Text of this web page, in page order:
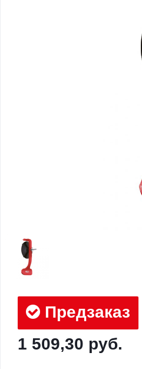
Предзаказ
1 509,30 руб.